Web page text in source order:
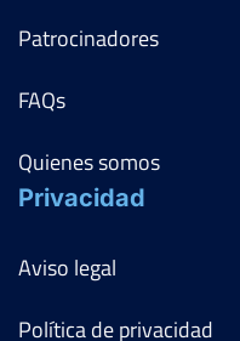
Patrocinadores
FAQs
Quienes somos
Privacidad
Aviso legal
Política de privacidad